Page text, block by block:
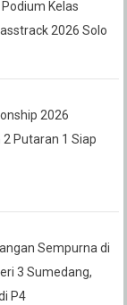
Kelas
2026 Solo
2026
2 Putaran 1 Siap
Sempurna di
3 Sumedang,
P4